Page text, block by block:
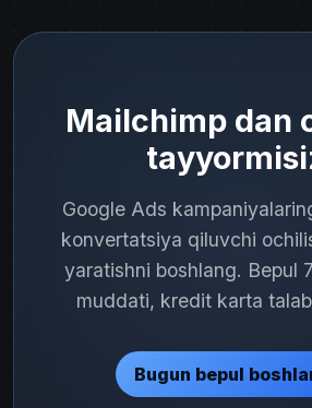
Mailchimp dan
Google Ads
konvertatsiya qiluvchi
yaratishni boshlang. Bepul
muddati, kredit karta
Bugun bepul